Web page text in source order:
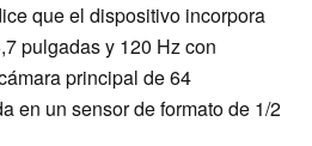
que el dispositivo incorpora
pulgadas y 120 Hz con
principal de 64
en un sensor de formato de 1/2